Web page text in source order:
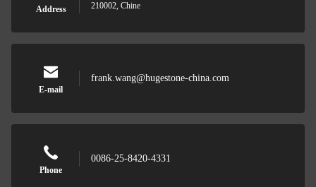
Address
210002, Chine
E-mail
frank.wang@hugestone-china.com
Phone
0086-25-8420-4331